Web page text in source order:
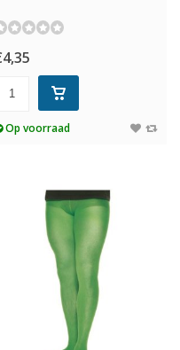
Op voorraad